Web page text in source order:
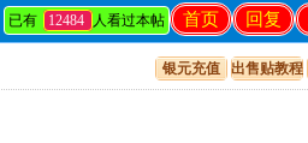
回复
首页
已有 12484 人看过本帖
银元充值 出售贴教程